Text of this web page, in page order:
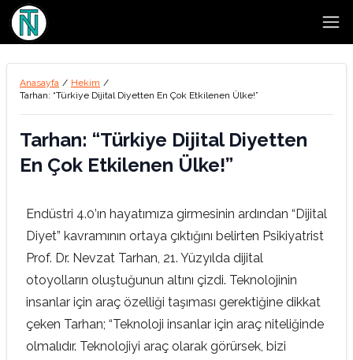
Anasayfa / Hekim /
Tarhan: “Türkiye Dijital Diyetten En Çok Etkilenen Ülke!”
Tarhan: “Türkiye Dijital Diyetten
En Çok Etkilenen Ülke!”
Endüstri 4.0’ın hayatımıza girmesinin ardından “Dijital
Diyet” kavramının ortaya çıktığını belirten Psikiyatrist
Prof. Dr. Nevzat Tarhan, 21. Yüzyılda dijital
otoyolların oluştuğunun altını çizdi. Teknolojinin
insanlar için araç özelliği taşıması gerektiğine dikkat
çeken Tarhan; “Teknoloji insanlar için araç niteliğinde
olmalıdır. Teknolojiyi araç olarak görürsek, bizi